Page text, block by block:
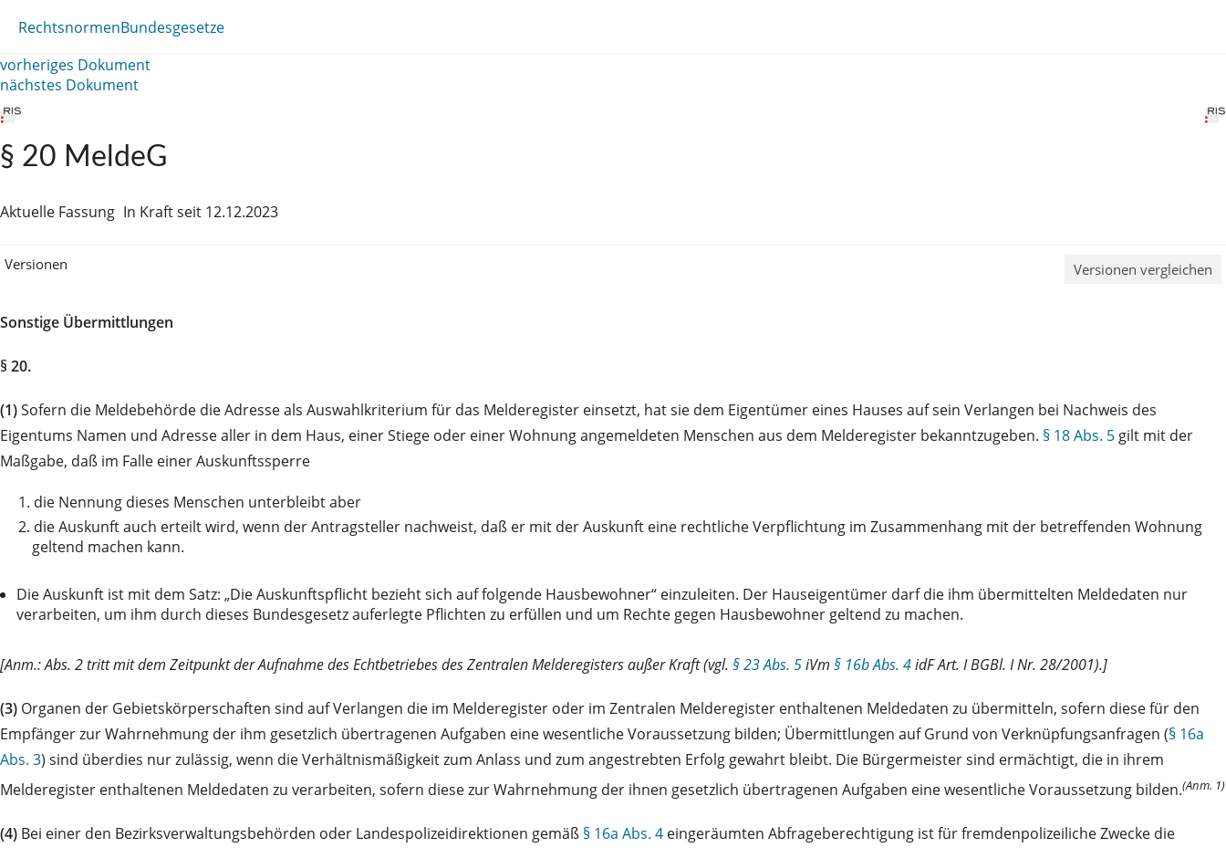
RechtsnormenBundesgesetze
vorheriges Dokument
nächstes Dokument
§ 20 MeldeG
Aktuelle Fassung In Kraft seit 12.12.2023
Versionen Versionen vergleichen
Sonstige Übermittlungen
§ 20.
(1)Sofern die Meldebehörde die Adresse als Auswahlkriterium für das Melderegister einsetzt, hat sie dem Eigentümer eines Hauses auf sein Verlangen bei Nachweis des
Eigentums Namen und Adresse aller in dem Haus, einer Stiege oder einer Wohnung angemeldeten Menschen aus dem Melderegister bekanntzugeben. § 18 Abs. 5 gilt mit der
Maßgabe, daß im Falle einer Auskunftssperre
1. die Nennung dieses Menschen unterbleibt aber
2. die Auskunft auch erteilt wird, wenn der Antragsteller nachweist, daß er mit der Auskunft eine rechtliche Verpflichtung im Zusammenhang mit der betreffenden Wohnung
geltend machen kann.
Die Auskunft ist mit dem Satz: „Die Auskunftspflicht bezieht sich auf folgende Hausbewohner“ einzuleiten. Der Hauseigentümer darf die ihm übermittelten Meldedaten nur
verarbeiten, um ihm durch dieses Bundesgesetz auferlegte Pflichten zu erfüllen und um Rechte gegen Hausbewohner geltend zu machen.
[Anm.: Abs. 2 tritt mit dem Zeitpunkt der Aufnahme des Echtbetriebes des Zentralen Melderegisters außer Kraft (vgl. § 23 Abs. 5iVm § 16b Abs. 4idF Art. I BGBl. I Nr. 28/2001).]
(3) Organen der Gebietskörperschaften sind auf Verlangen die im Melderegister oder im Zentralen Melderegister enthaltenen Meldedaten zu übermitteln, sofern diese für den
Empfänger zur Wahrnehmung der ihm gesetzlich übertragenen Aufgaben eine wesentliche Voraussetzung bilden; Übermittlungen auf Grund von Verknüpfungsanfragen (§ 16a
Abs. 3) sind überdies nur zulässig, wenn die Verhältnismäßigkeit zum Anlass und zum angestrebten Erfolg gewahrt bleibt. Die Bürgermeister sind ermächtigt, die in ihrem
Melderegister enthaltenen Meldedaten zu verarbeiten, sofern diese zur Wahrnehmung der ihnen gesetzlich übertragenen Aufgaben eine wesentliche Voraussetzung bilden.(Anm. 1)
(4) Bei einer den Bezirksverwaltungsbehörden oder Landespolizeidirektionen gemäß § 16a Abs. 4 eingeräumten Abfrageberechtigung ist für fremdenpolizeiliche Zwecke die